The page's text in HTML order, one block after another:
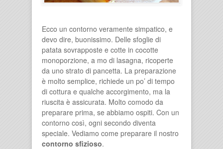
Ecco un contorno veramente simpatico, e
devo dire, buonissimo. Delle sfoglie di
patata sovrapposte e cotte in cocotte
monoporzione, a mo di lasagna, ricoperte
da uno strato di pancetta. La preparazione
è molto semplice, richiede un po’ di tempo
di cottura e qualche accorgimento, ma la
riuscita è assicurata. Molto comodo da
preparare prima, se abbiamo ospiti. Con un
contorno così, ogni secondo diventa
speciale. Vediamo come preparare il nostro
contorno sfizioso.